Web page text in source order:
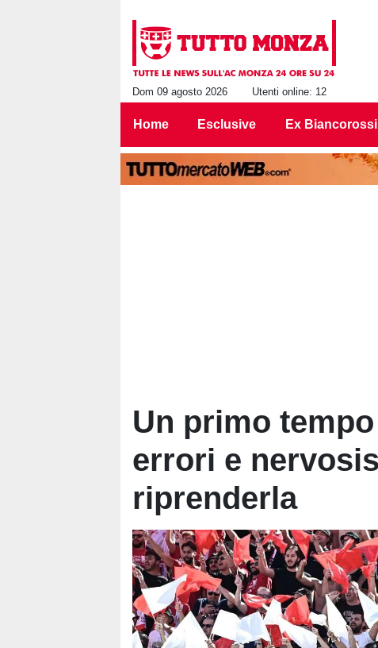
Dom 09 agosto 2026 Utenti online: 12
Home Esclusive Ex Biancorossi
Un primo
errori e
riprenderla